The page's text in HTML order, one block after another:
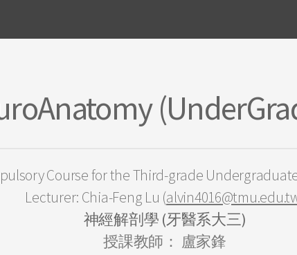
Course for the Third-grade
Lecturer: Chia-Feng Lu (
神經解剖學 (牙醫系大三)
授課教師： 盧家鋒